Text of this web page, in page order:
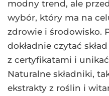
modny trend, ale
wybór, który ma na
zdrowie i środowisko.
dokładnie czytać
z certyfikatami i
Naturalne składniki,
ekstrakty z roślin i